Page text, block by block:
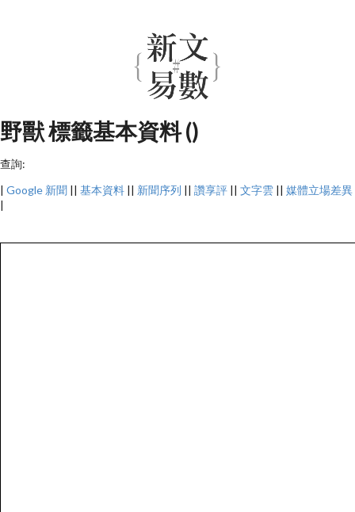
野獸 標籤基本資料 ()
查詢:
| Google 新聞 || 基本資料 || 新聞序列 || 讚享評 || 文字雲 || 媒體立場差異
|